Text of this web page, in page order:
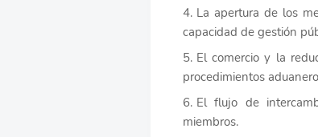
La apertura de los
capacidad de gestión
El comercio y la
procedimientos
El flujo de
miembros.